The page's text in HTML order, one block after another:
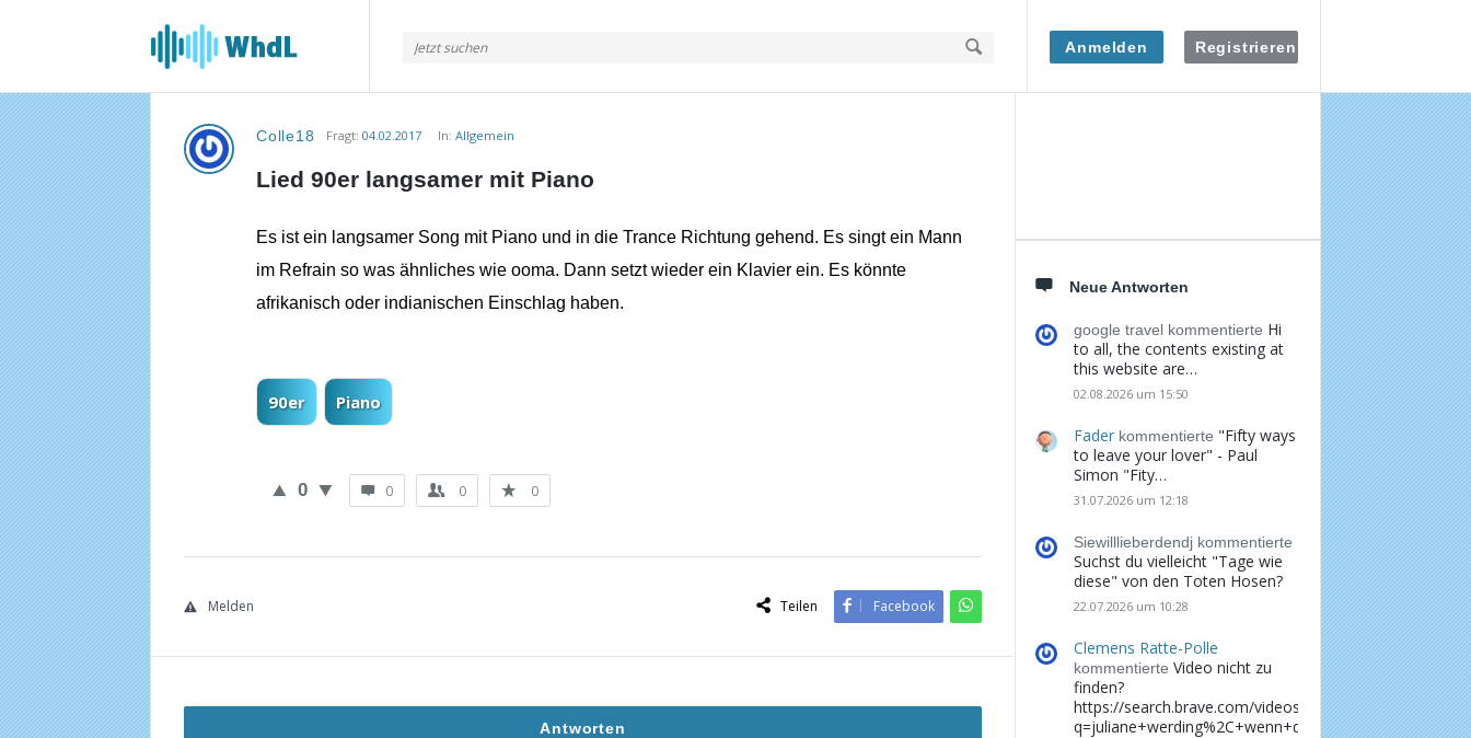
Anmelden Registrieren
Musikforum
von
Musikforum
WieheisstdasLied.de
Neueste
Colle18 Fragt: 04.02.2017 In: Allgemein
Lied 90er langsamer mit Piano
Es ist ein langsamer Song mit Piano und in die Trance Richtung gehend. Es singt ein Mann
im Refrain so was ähnliches wie ooma. Dann setzt wieder ein Klavier ein. Es könnte
afrikanisch oder indianischen Einschlag haben.
90er Piano
0 0 0 0
Teilen Facebook
Melden
Antworten
Seitenleiste
Neue Antworten
google travel kommentierte Hi
to all, the contents existing at
this website are…
02.08.2026 um 15:50
Fader kommentierte "Fifty ways
to leave your lover" - Paul
Simon "Fity…
31.07.2026 um 12:18
Siewilllieberdendj kommentierte
Suchst du vielleicht "Tage wie
diese" von den Toten Hosen?
22.07.2026 um 10:28
Clemens Ratte-Polle
kommentierte Video nicht zu
finden?
https://search.brave.com/videos?